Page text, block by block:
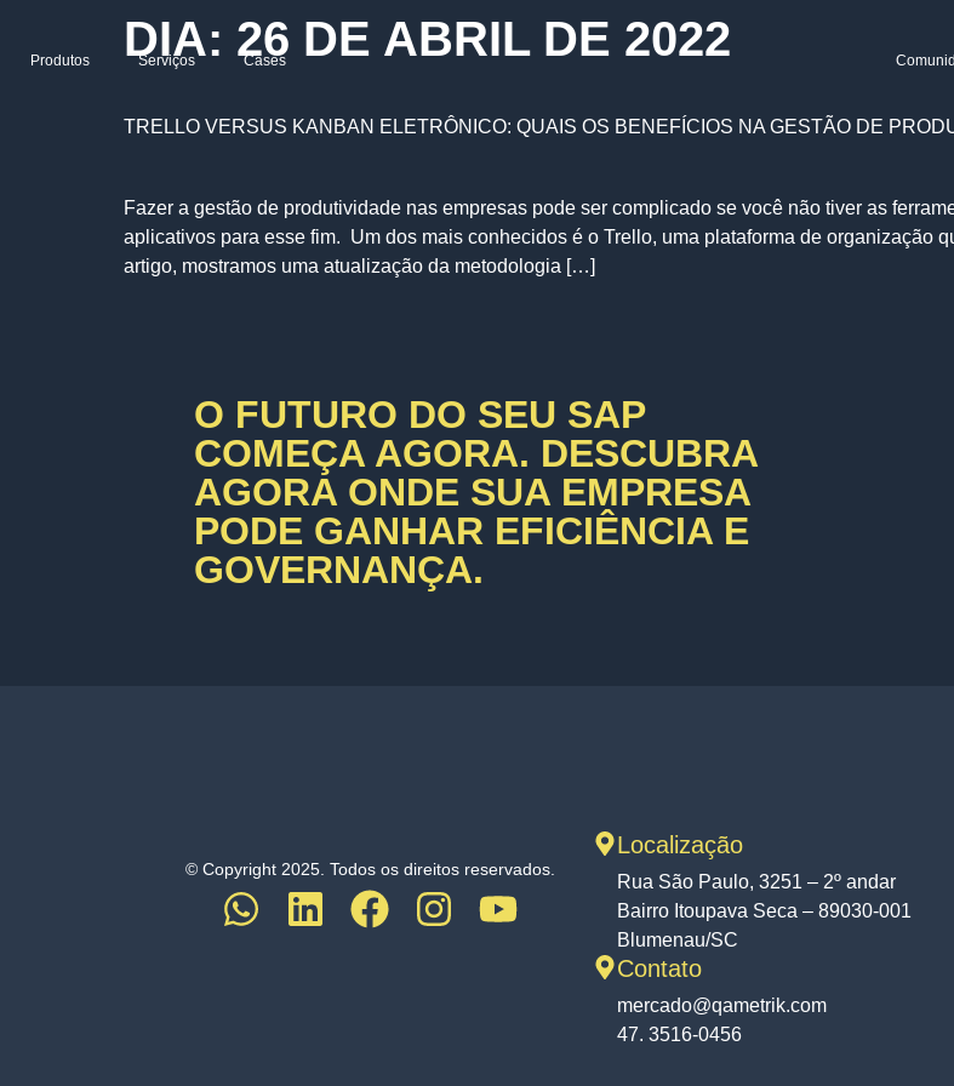
Produtos Serviços Cases
DIA: 26 DE ABRIL DE 2022
TRELLO VERSUS KANBAN ELETRÔNICO: QUAIS OS BENEFÍCIOS NA GESTÃO DE
Fazer a gestão de produtividade nas empresas pode ser complicado se você não tiver as
aplicativos para esse fim. Um dos mais conhecidos é o Trello, uma plataforma de organização
artigo, mostramos uma atualização da metodologia […]
O FUTURO DO SEU SAP
COMEÇA AGORA. DESCUBRA
AGORA ONDE SUA EMPRESA
PODE GANHAR EFICIÊNCIA E
GOVERNANÇA.
© Copyright 2025. Todos os direitos reservados.
Localização
Rua São Paulo, 3251 – 2º andar
Bairro Itoupava Seca – 89030-001
Blumenau/SC
Contato
mercado@qametrik.com
47. 3516-0456